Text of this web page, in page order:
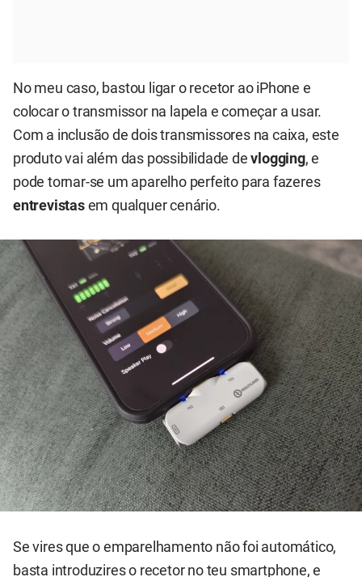
No meu caso, bastou ligar o recetor ao iPhone e
colocar o transmissor na lapela e começar a usar.
Com a inclusão de dois transmissores na caixa, este
produto vai além das possibilidade devlogging, e
pode tornar-se um aparelho perfeito para fazeres
entrevistasem qualquer cenário.
Se vires que o emparelhamento não foi automático,
basta introduzires o recetor no teu smartphone, e